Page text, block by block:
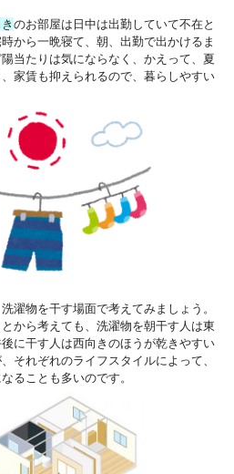
のお部屋は日中は出勤していて不在と
から一晩寝て、朝、出勤で出かけるま
当たりは気にならなく、かえって、夏
家賃も抑えられるので、暮らしやすい
濯物を干す場面で考えてみましょう。
から考えても、洗濯物を朝干す人は東
に干す人は西向きのほうが乾きやすい
それぞれのライフスタイルによって、
ることも多いのです。